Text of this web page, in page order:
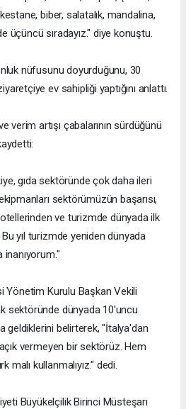
biber, salatalık, mandalina,
üçüncü sıradayız." diye konuştu.
nüfusunu doyurduğunu, 30
ev sahipliği yaptığını anlattı.
verim artışı çabalarının sürdüğünü
gıda sektöründe çok daha ileri
sektörümüzün başarısı,
ve turizmde dünyada ilk
yıl turizmde yeniden dünyada
inanıyorum."
Yönetim Kurulu Başkan Vekili
sektöründe dünyada 10'uncu
geldiklerini belirterek, "İtalya'dan
vermeyen bir sektörüz. Hem
malı kullanmalıyız." dedi.
Büyükelçilik Birinci Müsteşarı